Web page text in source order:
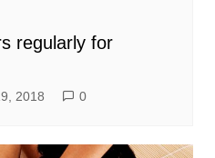
regularly for
2018 0